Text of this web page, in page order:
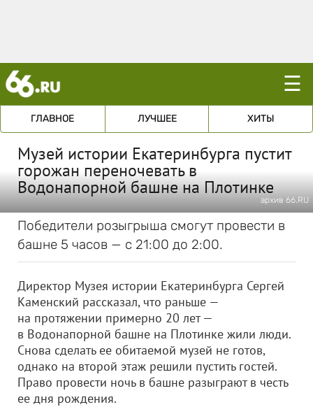
☰
ГЛАВНОЕ ЛУЧШЕЕ ХИТЫ
Музей истории Екатеринбурга пустит
горожан переночевать в
Водонапорной башне на Плотинке
архив 66.RU
Победители розыгрыша смогут провести в
башне 5 часов — с 21:00 до 2:00.
Директор Музея истории Екатеринбурга Сергей
Каменский рассказал, что раньше —
на протяжении примерно 20 лет —
в Водонапорной башне на Плотинке жили люди.
Снова сделать ее обитаемой музей не готов,
однако на второй этаж решили пустить гостей.
Право провести ночь в башне разыграют в честь
ее дня рождения.